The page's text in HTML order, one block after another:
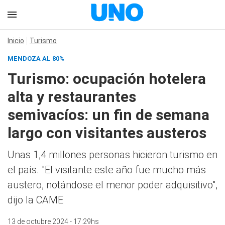
Inicio Turismo
MENDOZA AL 80%
Turismo: ocupación hotelera
alta y restaurantes
semivacíos: un fin de semana
largo con visitantes austeros
Unas 1,4 millones personas hicieron turismo en
el país. "El visitante este año fue mucho más
austero, notándose el menor poder adquisitivo",
dijo la CAME
13 de octubre 2024 - 17:29hs